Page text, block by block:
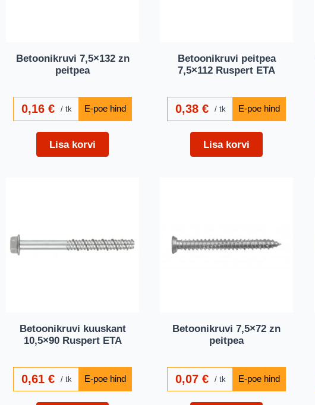
Betoonikruvi 7,5×132 zn
peitpea
0,16€ tk
Lisa korvi
Betoonikruvi peitpea
7,5×112 Ruspert ETA
0,38€ tk
Lisa korvi
Betoonikruvi kuuskant
10,5×90 Ruspert ETA
0,61€ tk
Betoonikruvi 7,5×72 zn
peitpea
0,07€ tk